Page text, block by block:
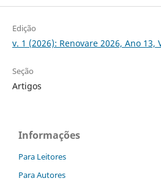
Edição
v. 1 (2026): Renovare 2026, Ano 13,
Seção
Artigos
Informações
Para Leitores
Para Autores